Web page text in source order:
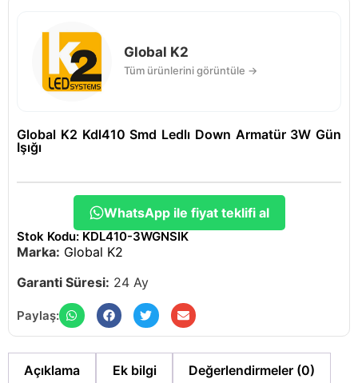
Global K2
Tüm ürünlerini görüntüle →
Global K2 Kdl410 Smd Ledlı Down Armatür 3W Gün
Işığı
WhatsApp ile fiyat teklifi al
Stok Kodu: KDL410-3WGNSIK
Marka: Global K2
Garanti Süresi: 24 Ay
Paylaş:
Açıklama Ek bilgi Değerlendirmeler (0)